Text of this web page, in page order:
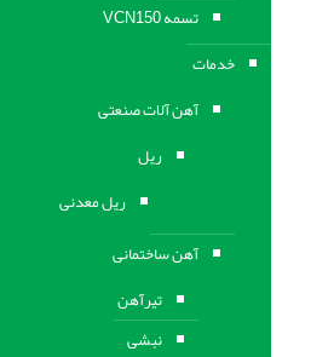
تسمه VCN150
خدمات
آهن آلات صنعتی
ریل
ریل معدنی
آهن ساختمانی
تیرآهن
نبشی